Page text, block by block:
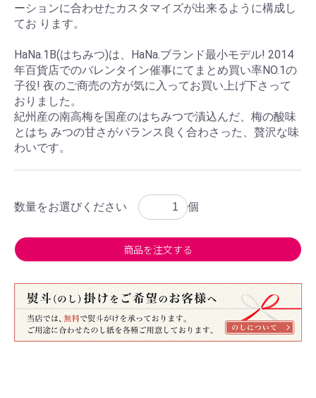
ーションに合わせたカスタマイズが出来るように構成し
てお ります。
HaNa.1B(はちみつ)は、HaNa.ブランド最小モデル! 2014
年百貨店でのバレンタイン催事にてまとめ買い率NO.1の
子役! 夜のご商売の方が気に入ってお買い上げ下さって
おりました。
紀州産の南高梅を国産のはちみつで漬込んだ、梅の酸味
とはち みつの甘さがバランス良く合わさった、贅沢な味
わいです。
数量をお選びください 個
商品を注文する